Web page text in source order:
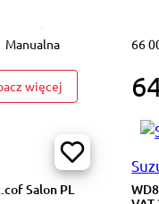
VAT 23%
Manualna
więcej : WJ8311L#1.5
66
Salon PL